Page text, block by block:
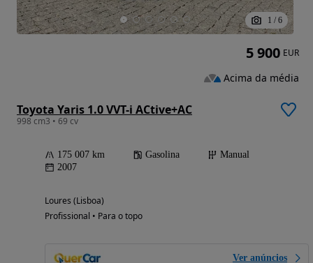
1 / 6
Toyota Yaris 1.0 VVT-i ACtive+AC
998 cm3 • 69 cv
175 007 km Gasolina
Manual
2007
Loures (Lisboa)
Profissional • Para o topo
Ver anúncios
5 900 EUR
Acima da média